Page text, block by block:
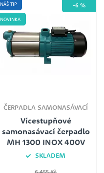
NÁŠ TIP
NOVINKA
-6 %
ČERPADLA SAMONASÁVACÍ
Vícestupňové
samonasávací čerpadlo
MH 1300 INOX 400V
SKLADEM